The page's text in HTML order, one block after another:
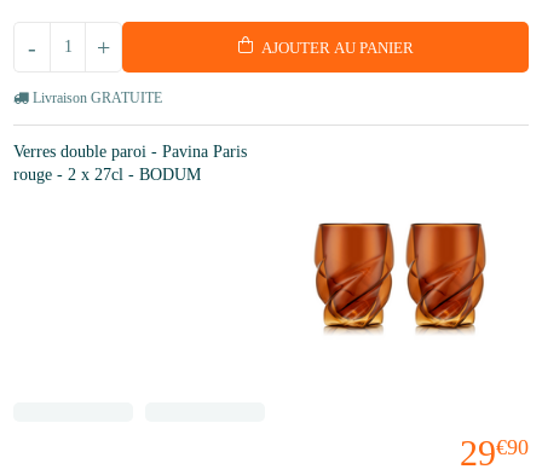
+
- AJOUTER AU PANIER
Livraison GRATUITE
Verres double paroi - Pavina Paris
rouge - 2 x 27cl - BODUM
29€90